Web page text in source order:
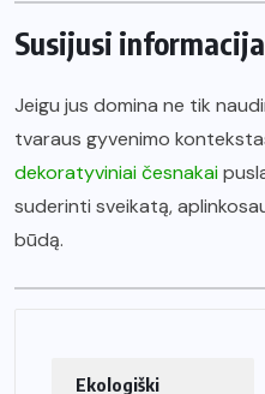
Susijusi informacija
Jeigu jus domina ne tik
tvaraus gyvenimo
dekoratyviniai česnakai
suderinti sveikatą,
būdą.
Ekologiški